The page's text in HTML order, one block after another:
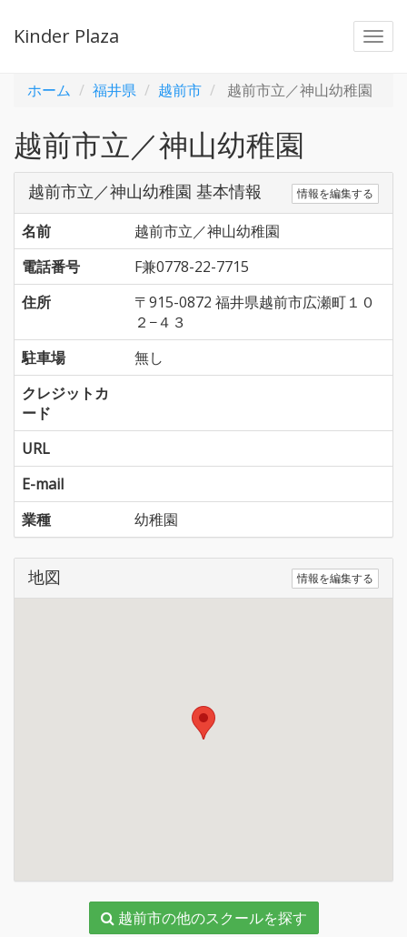
Kinder Plaza
ホーム 福井県 越前市 越前市立／神山幼稚園
越前市立／神山幼稚園
越前市立／神山幼稚園 基本情報 情報を編集する
名前
越前市立／神山幼稚園
電話番号
F兼0778-22-7715
住所
〒915-0872 福井県越前市広瀬町１０
２−４３
駐車場
無し
クレジットカ
ード
URL
E-mail
業種
幼稚園
地図 情報を編集する
越前市の他のスクールを探す